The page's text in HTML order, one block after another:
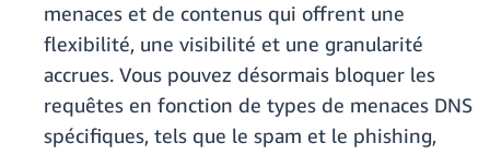
menaces et de contenus qui offrent une
flexibilité, une visibilité et une granularité
accrues. Vous pouvez désormais bloquer les
requêtes en fonction de types de menaces DNS
spécifiques, tels que le spam et le phishing,